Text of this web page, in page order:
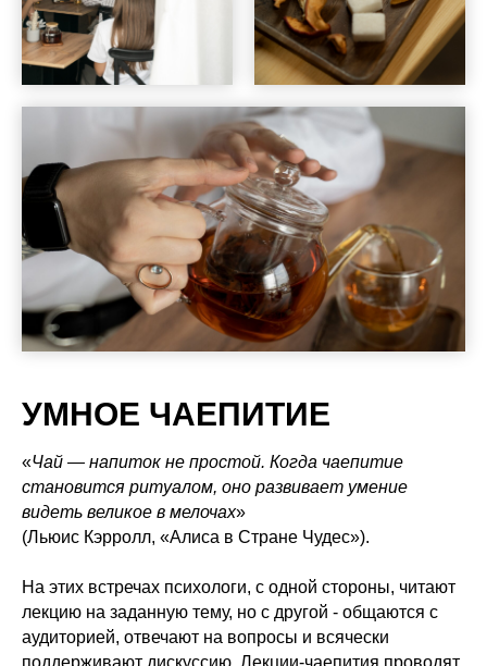
УМНОЕ ЧАЕПИТИЕ
«Чай — напиток не простой. Когда чаепитие
становится ритуалом, оно развивает умение
видеть великое в мелочах»
(Льюис Кэрролл, «Алиса в Стране Чудес»).
На этих встречах психологи, с одной стороны, читают
лекцию на заданную тему, но с другой - общаются с
аудиторией, отвечают на вопросы и всячески
поддерживают дискуссию. Лекции-чаепития проводят